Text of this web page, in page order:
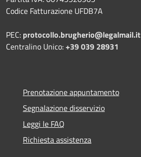
Codice Fatturazione UFDB7A
PEC: protocollo.brugherio@legalmail.it
Centralino Unico:+39 039 28931
Prenotazione appuntamento
Segnalazione disservizio
Leggi le FAQ
Richiesta assistenza